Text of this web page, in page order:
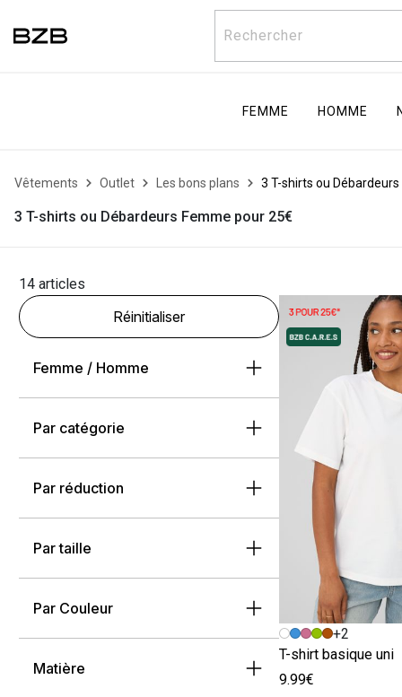
Rechercher
FEMME HOMME
Vêtements Outlet Les bons plans 3 T-shirts ou
3 T-shirts ou Débardeurs Femme pour 25€
14 articles
Réinitialiser
Femme / Homme
Par catégorie
Par réduction
Par taille
Par Couleur
Matière
Image précédente
Image suivante
+2
T-shirt basique uni
9.99€